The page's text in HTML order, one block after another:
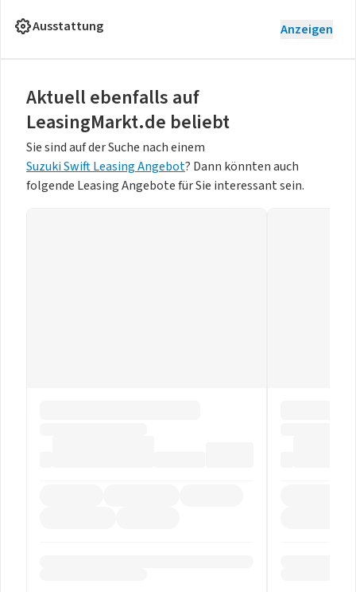
Ausstattung Anzeigen
Aktuell ebenfalls auf
LeasingMarkt.de beliebt
Sie sind auf der Suche nach einem
Suzuki Swift Leasing Angebot? Dann könnten auch
folgende Leasing Angebote für Sie interessant sein.